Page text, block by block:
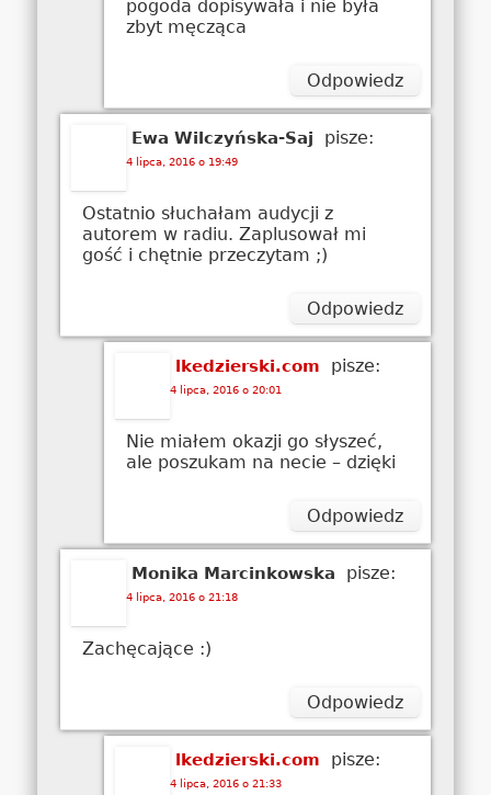
pogoda dopisywała i nie była
zbyt męcząca
Odpowiedz
Ewa Wilczyńska-Saj pisze:
4 lipca, 2016 o 19:49
Ostatnio słuchałam audycji z
autorem w radiu. Zaplusował mi
gość i chętnie przeczytam ;)
Odpowiedz
lkedzierski.com pisze:
4 lipca, 2016 o 20:01
Nie miałem okazji go słyszeć,
ale poszukam na necie – dzięki
Odpowiedz
Monika Marcinkowska pisze:
4 lipca, 2016 o 21:18
Zachęcające :)
Odpowiedz
lkedzierski.com pisze:
4 lipca, 2016 o 21:33